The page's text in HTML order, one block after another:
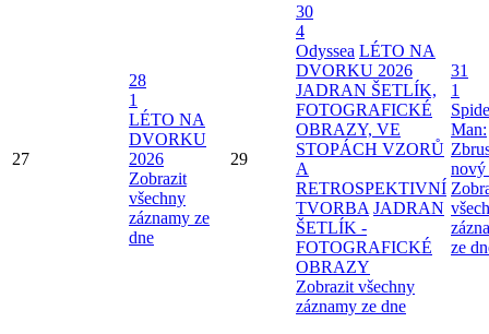
27
28
1
LÉTO NA
DVORKU
2026
Zobrazit
všechny
záznamy ze
dne
29
30
4
Odyssea LÉTO NA
DVORKU 2026
JADRAN ŠETLÍK,
FOTOGRAFICKÉ
OBRAZY, VE
STOPÁCH VZORŮ
A
RETROSPEKTIVNÍ
TVORBA JADRAN
ŠETLÍK -
FOTOGRAFICKÉ
OBRAZY
Zobrazit všechny
záznamy ze dne
31
1
Man:
nový
ze